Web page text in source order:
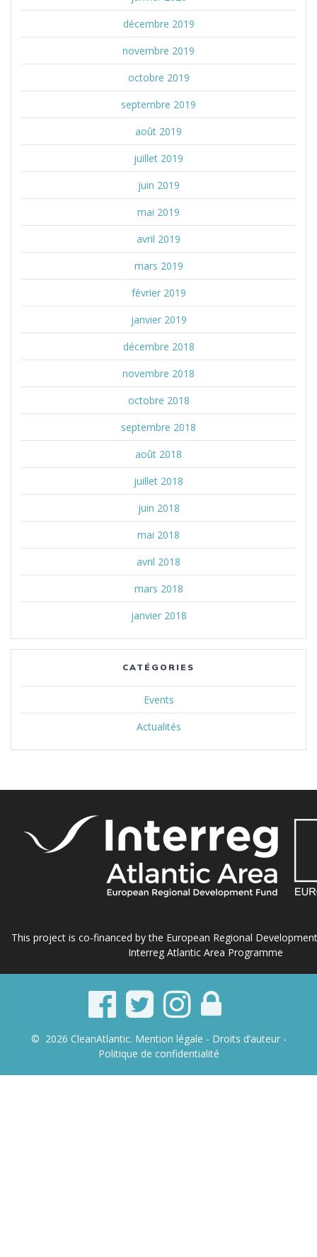
décembre 2019
novembre 2019
octobre 2019
septembre 2019
août 2019
juillet 2019
juin 2019
mai 2019
avril 2019
mars 2019
février 2019
janvier 2019
décembre 2018
novembre 2018
octobre 2018
septembre 2018
août 2018
juillet 2018
juin 2018
mai 2018
avril 2018
mars 2018
janvier 2018
CATÉGORIES
Events
Actualités
This project is co-financed by the European Regional
Interreg Atlantic Area Programme
© 2026 CleanAtlantic. Mention légale - Droits d’auteur -
Politique de confidentialité